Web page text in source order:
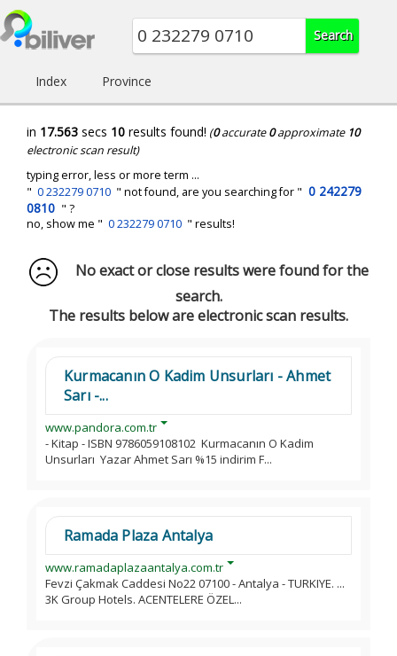
Index Province
in 17.563 secs 10 results found! (0accurate0approximate 10
electronic scan result)
typing error, less or more term ...
" 0 232279 0710 " not found, are you searching for " 0 242279
0810 " ?
no, show me " 0 232279 0710 " results!
No exact or close results were found for the
search.
The results below are electronic scan results.
Kurmacanın O Kadim Unsurları - Ahmet
Sarı -...
www.pandora.com.tr
- Kitap - ISBN 9786059108102 Kurmacanın O Kadim
Unsurları Yazar Ahmet Sarı %15 indirim F...
Ramada Plaza Antalya
www.ramadaplazaantalya.com.tr
Fevzi Çakmak Caddesi No22 07100 - Antalya - TURKIYE. ...
3K Group Hotels. ACENTELERE ÖZEL...